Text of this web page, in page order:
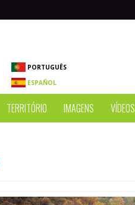
PORTUGUÊS
ESPAÑOL
TERRITÓRIO IMAGENS VÍDEOS